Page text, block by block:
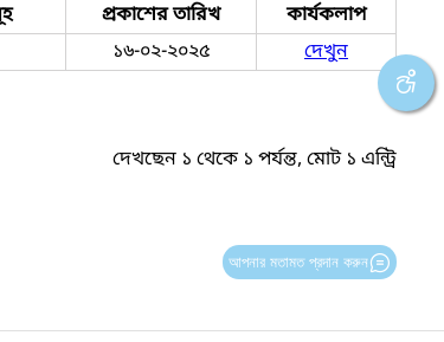
প্রকাশের তারিখ
কার্যকলাপ
১৬-০২-২০২৫
দেখুন
দেখছেন ১ থেকে ১ পর্যন্ত, মোট ১ এন্ট্রি
আপনার মতামত প্রদান করুন